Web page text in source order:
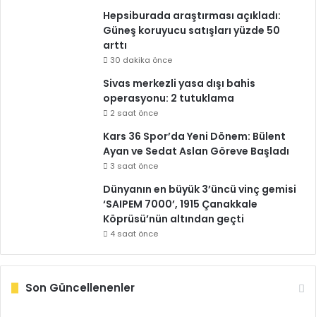
Hepsiburada araştırması açıkladı:
Güneş koruyucu satışları yüzde 50
arttı
30 dakika önce
Sivas merkezli yasa dışı bahis
operasyonu: 2 tutuklama
2 saat önce
Kars 36 Spor’da Yeni Dönem: Bülent
Ayan ve Sedat Aslan Göreve Başladı
3 saat önce
Dünyanın en büyük 3’üncü vinç gemisi
‘SAIPEM 7000’, 1915 Çanakkale
Köprüsü’nün altından geçti
4 saat önce
Son Güncellenenler